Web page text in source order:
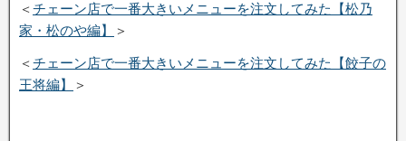
＜チェーン店で一番大きいメニューを注文してみた【松乃
家・松のや編】
＞
＜チェーン店で一番大きいメニューを注文してみた【餃子の
王将編】
＞